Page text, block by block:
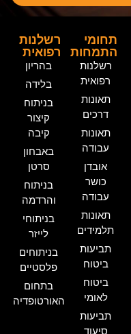
תחומי
התמחות
רשלנות
רפואית
תאונות
דרכים
תאונות
עבודה
אובדן
כושר
עבודה
תאונות
תלמידים
תביעות
ביטוח
ביטוח
לאומי
תביעות
סיעוד
רשלנות
רפואית
בהריון
בלידה
בניתוח
קיצור
קיבה
באבחון
סרטן
בניתוח
והרדמה
בניתוחי
לייזר
בניתוחים
פלסטיים
בתחום
האורטופדיה